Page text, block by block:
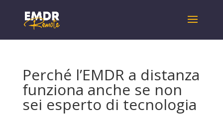
Perché l’EMDR a distanza
funziona anche se non
sei esperto di tecnologia